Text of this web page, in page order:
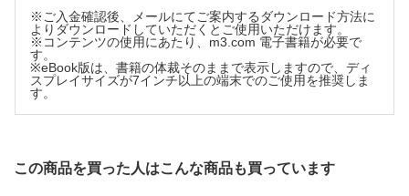
33-4：単心室④左室性単心室（球室間孔狭窄、大動脈弓離断）
34：大動脈肺動脈中隔欠損
35：右肺動脈上行大動脈起始
36：左冠動脈肺動脈起始
37：冠動脈瘻
38-1：三心房心①
40-2：多脾症候群②
19-3：修正大血管転位、機能的根治術②
19-4：修正大血管転位、ダブルスイッチ手術①（心房内血流転
19-5：修正大血管転位、ダブルスイッチ手術②（心房内血流転
19-6：修正大血管転位、ダブルスイッチ手術③（hemi-
21-1：両大血管右室起始、肺動脈下型心室中隔欠損①
※ご入金確認後、メールにてご案内するダウンロード方法に
よりダウンロードしていただくとご使用いただけます。
※コンテンツの使用にあたり、m3.com 電子書籍が必要で
す。
※eBook版は、書籍の体裁そのままで表示しますので、ディ
スプレイサイズが7インチ以上の端末でのご使用を推奨しま
す。
この商品を買った人はこんな商品も買っています